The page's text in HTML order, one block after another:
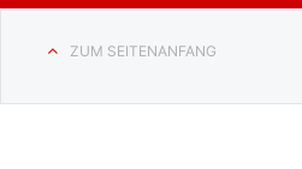
ZUM SEITENANFANG